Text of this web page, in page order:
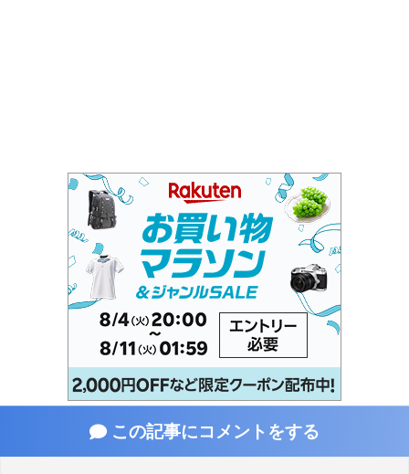
この記事にコメントをする